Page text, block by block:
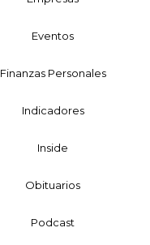
Eventos
Finanzas Personales
Indicadores
Inside
Obituarios
Podcast